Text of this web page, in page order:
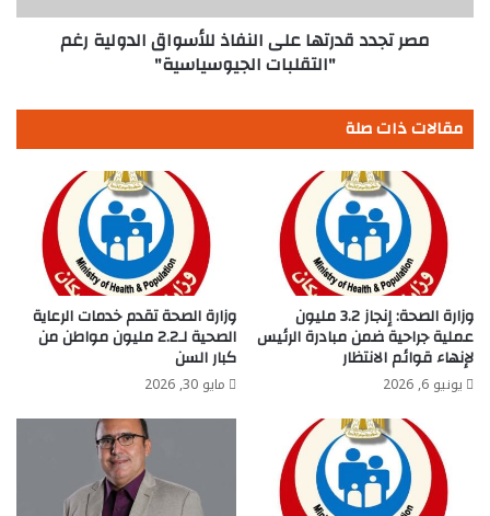
"التقلبات
الجيوسياسية"مصر تجدد قدرتها على النفاذ للأسواق الدولية رغم
"التقلبات الجيوسياسية"
مقالات ذات صلة
وزارة الصحة: إنجاز 3.2 مليون
عملية جراحية ضمن مبادرة الرئيس
لإنهاء قوائم الانتظار
يونيو 6, 2026
وزارة الصحة تقدم خدمات الرعاية
الصحية لـ2.2 مليون مواطن من
كبار السن
مايو 30, 2026